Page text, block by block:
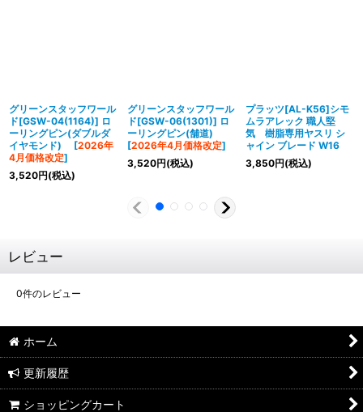
グリーンスタッフワール
ド[GSW-04(1164)] ロ
ーリングピン(ダブルダ
イヤモンド)
[2026年
4月価格改定]
3,520円(税込)
グリーンスタッフワール
ド[GSW-06(1301)] ロ
ーリングピン(舗道)
[2026年4月価格改定]
3,520円(税込)
プラッツ[AL-K56]シモ
ムラアレック 職人堅
気 樹脂専用ヤスリ シ
ャイン ブレード W16
3,850円(税込)
レビュー
0件のレビュー
ホーム
更新履歴
ショッピングカート